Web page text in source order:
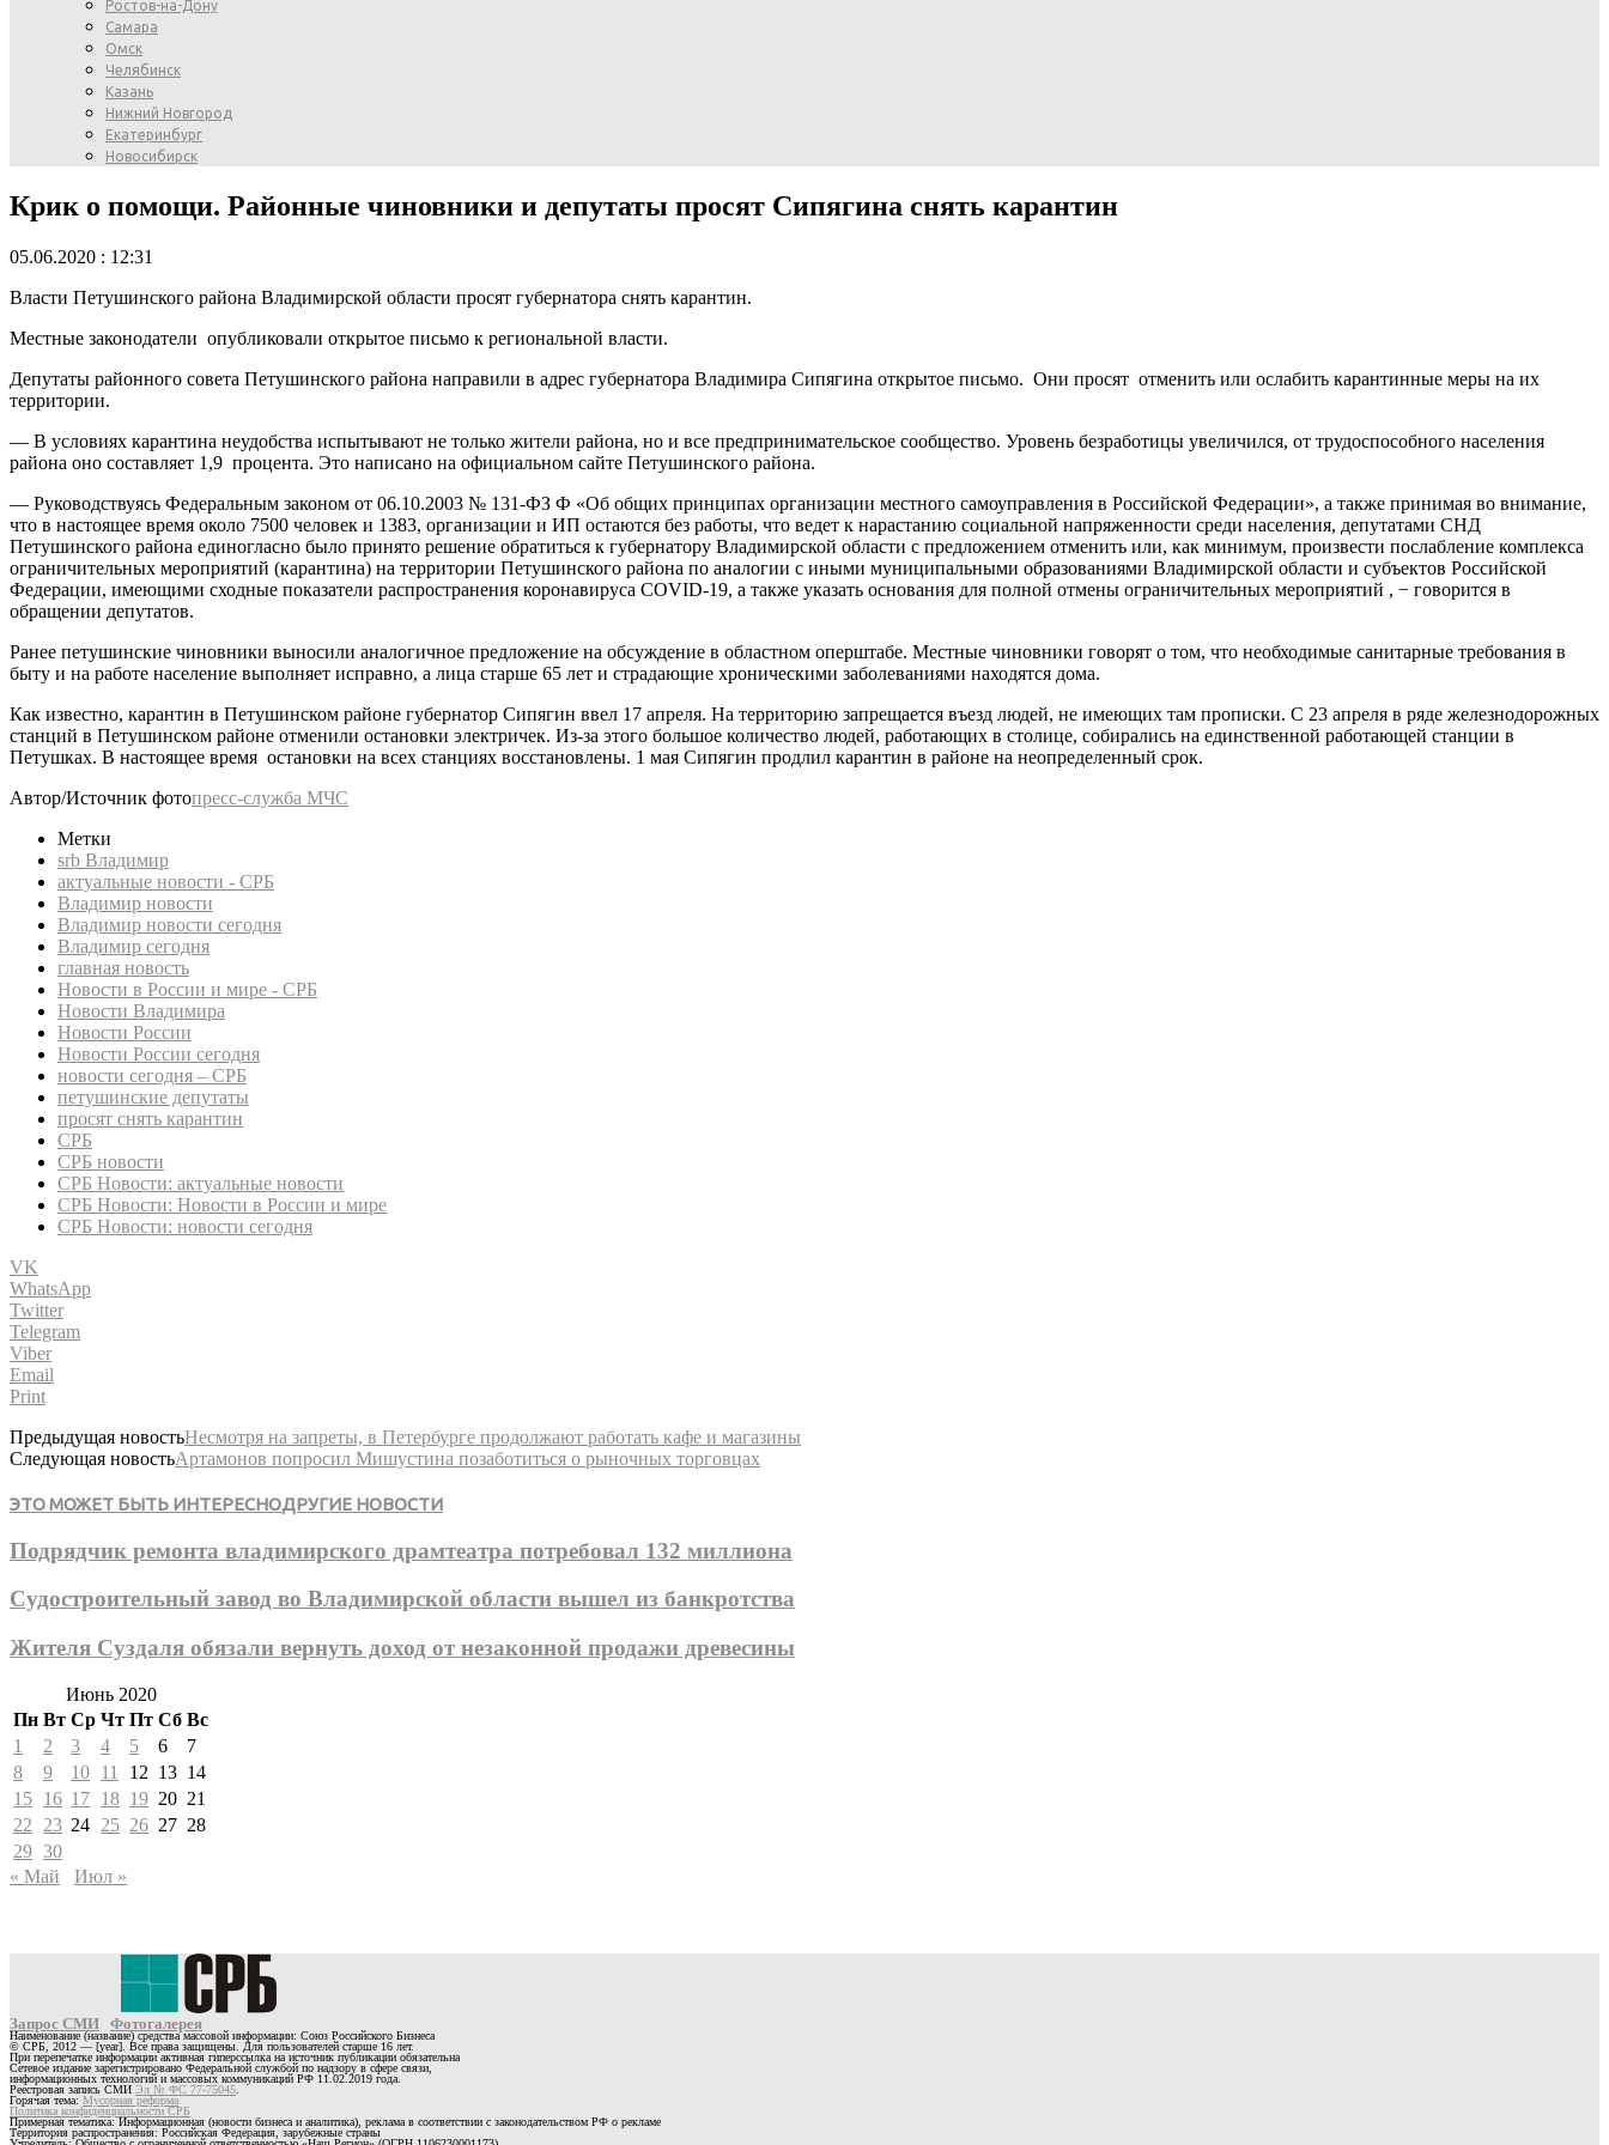
Ростов-на-Дону
Самара
Омск
Челябинск
Казань
Нижний Новгород
Екатеринбург
Новосибирск
Крик о помощи. Районные чиновники и депутаты просят Сипягина снять карантин
05.06.2020 : 12:31
Власти Петушинского района Владимирской области просят губернатора снять карантин.
Местные законодатели опубликовали открытое письмо к региональной власти.
Депутаты районного совета Петушинского района направили в адрес губернатора Владимира Сипягина открытое письмо. Они просят отменить или ослабить карантинные меры на их
территории.
— В условиях карантина неудобства испытывают не только жители района, но и все предпринимательское сообщество. Уровень безработицы увеличился, от трудоспособного населения
района оно составляет 1,9 процента. Это написано на официальном сайте Петушинского района.
— Руководствуясь Федеральным законом от 06.10.2003 № 131-ФЗ Ф «Об общих принципах организации местного самоуправления в Российской Федерации», а также принимая во внимание,
что в настоящее время около 7500 человек и 1383, организации и ИП остаются без работы, что ведет к нарастанию социальной напряженности среди населения, депутатами СНД
Петушинского района единогласно было принято решение обратиться к губернатору Владимирской области с предложением отменить или, как минимум, произвести послабление комплекса
ограничительных мероприятий (карантина) на территории Петушинского района по аналогии с иными муниципальными образованиями Владимирской области и субъектов Российской
Федерации, имеющими сходные показатели распространения коронавируса COVID-19, а также указать основания для полной отмены ограничительных мероприятий , − говорится в
обращении депутатов.
Ранее петушинские чиновники выносили аналогичное предложение на обсуждение в областном оперштабе. Местные чиновники говорят о том, что необходимые санитарные требования в
быту и на работе население выполняет исправно, а лица старше 65 лет и страдающие хроническими заболеваниями находятся дома.
Как известно, карантин в Петушинском районе губернатор Сипягин ввел 17 апреля. На территорию запрещается въезд людей, не имеющих там прописки. С 23 апреля в ряде железнодорожных
станций в Петушинском районе отменили остановки электричек. Из-за этого большое количество людей, работающих в столице, собирались на единственной работающей станции в
Петушках. В настоящее время остановки на всех станциях восстановлены. 1 мая Сипягин продлил карантин в районе на неопределенный срок.
Автор/Источник фотопресс-служба МЧС
Метки
srb Владимир
актуальные новости - СРБ
Владимир новости
Владимир новости сегодня
Владимир сегодня
главная новость
Новости в России и мире - СРБ
Новости Владимира
Новости России
Новости России сегодня
новости сегодня – СРБ
петушинские депутаты
просят снять карантин
СРБ
СРБ новости
СРБ Новости: актуальные новости
СРБ Новости: Новости в России и мире
СРБ Новости: новости сегодня
VK
WhatsApp
Twitter
Telegram
Viber
Email
Print
Предыдущая новостьНесмотря на запреты, в Петербурге продолжают работать кафе и магазины
Следующая новостьАртамонов попросил Мишустина позаботиться о рыночных торговцах
ЭТО МОЖЕТ БЫТЬ ИНТЕРЕСНОДРУГИЕ НОВОСТИ
Подрядчик ремонта владимирского драмтеатра потребовал 132 миллиона
Судостроительный завод во Владимирской области вышел из банкротства
Жителя Суздаля обязали вернуть доход от незаконной продажи древесины
Июнь 2020
Пн Вт Ср Чт Пт Сб Вс
1
2 3 4 5 6
7
8
9 10 11 12 13 14
15 16 17 18 19 20 21
22
23 24 25 26 27 28
29 30
« Май
Июл »
Запрос СМИ Фотогалерея
Наименование (название) средства массовой информации: Союз Российского Бизнеса
© СРБ, 2012 — [year]. Все права защищены. Для пользователей старше 16 лет.
При перепечатке информации активная гиперссылка на источник публикации обязательна
Сетевое издание зарегистрировано Федеральной службой по надзору в сфере связи,
информационных технологий и массовых коммуникаций РФ 11.02.2019 года.
Реестровая запись СМИ Эл № ФС 77-75045
Горячая тема: Мусорная реформа
Политика конфиденциальности СРБ
Примерная тематика: Информационная (новости бизнеса и аналитика), реклама в соответствии с законодательством РФ о рекламе
Территория распространения: Российская Федерация, зарубежные страны